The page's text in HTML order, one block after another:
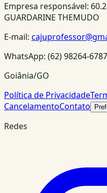
Empresa responsável:
GUARDARINE THEMUDO
E-mail:
WhatsApp: (62) 98264-6787
Goiânia/GO
Política de Privacidade
CancelamentoContato
Redes